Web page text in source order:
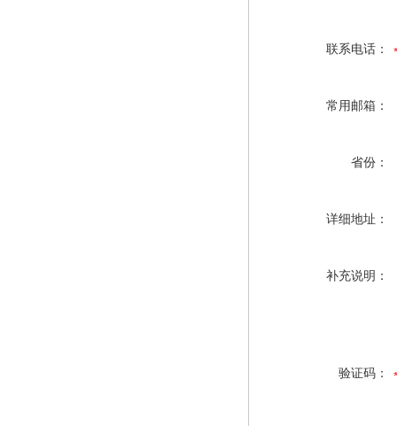
联系电话：
常用邮箱：
省份：
详细地址：
补充说明：
验证码：